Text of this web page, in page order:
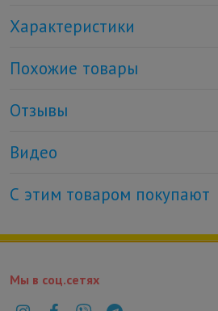
Характеристики
Похожие товары
Отзывы
Видео
С этим товаром покупают
Мы в соц.сетях